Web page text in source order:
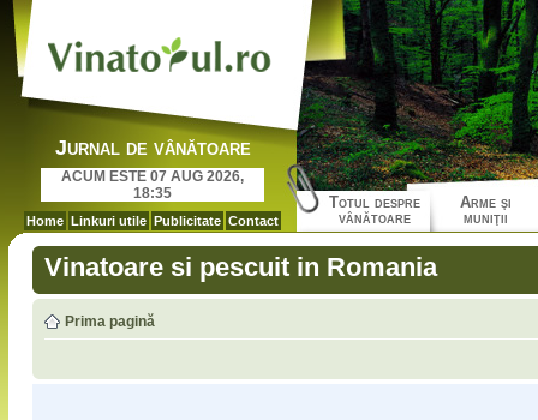
Jurnal de vânătoare
ACUM ESTE 07 AUG 2026,
18:35
Home Linkuri utile Publicitate Contact
Totul despre
vânătoare
Arme şi
muniţii
Vinatoare si pescuit in Romania
Prima pagină